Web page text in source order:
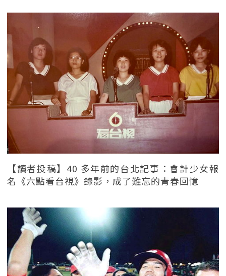
【讀者投稿】40 多年前的台北記事：會計少女報
名《六點看台視》錄影，成了難忘的青春回憶